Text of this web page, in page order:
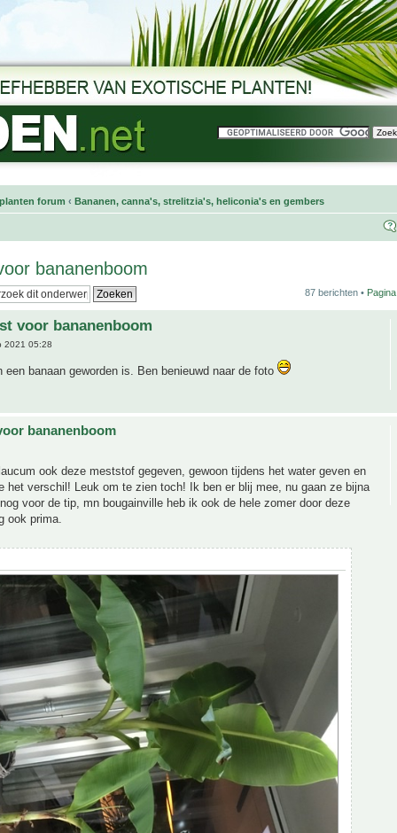
forum ‹ Bananen, canna's, strelitzia's, heliconia's en gembers
bananenboom
87 berichten • Pagina
voor bananenboom
2021 05:28
banaan geworden is. Ben benieuwd naar de foto
bananenboom
ook deze meststof gegeven, gewoon tijdens het water geven en
het verschil! Leuk om te zien toch! Ik ben er blij mee, nu gaan ze bijna
voor de tip, mn bougainville heb ik ook de hele zomer door deze
ook prima.